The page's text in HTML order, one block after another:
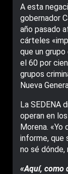
A esta
gobernador
año pasado
cárteles
que un
el 60 por
grupos
Nueva
La SEDENA
operan en
Morena. «Yo
informe, que
no sé dónde,
«Aquí, como